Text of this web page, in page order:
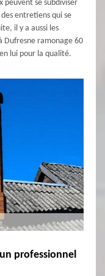
se subdiviser
entretiens qui se
il y a aussi les
Dufresne ramonage 60
lui pour la qualité.
professionnel